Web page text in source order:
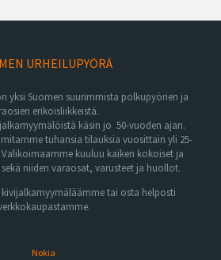
URHEILUPYÖRÄ
yksi Suomen suurimmista polkupyörien ja
erikoisliikkeistä.
käsin jo 50-vuoden ajan.
tuhansia tilauksia vuosittain yli 25-
kuuluu kaiken kokoiset ja
niiden varaosat, varusteet ja huollot.
tai osta helposti
Nokia